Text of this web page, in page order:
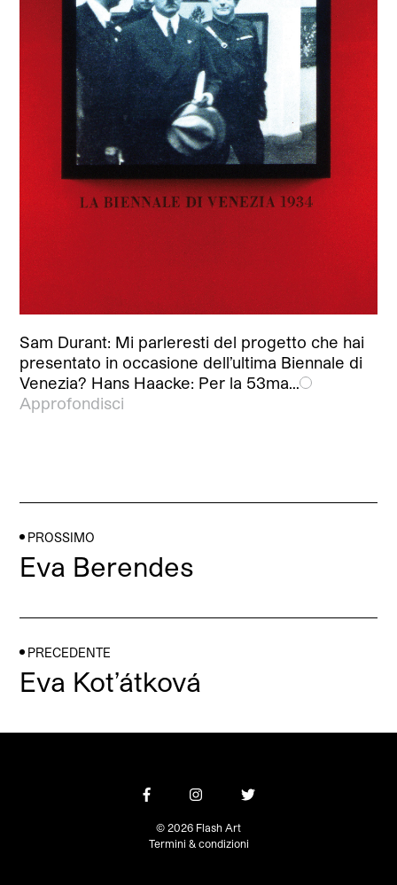
Sam Durant: Mi parleresti del progetto che hai
presentato in occasione dell’ultima Biennale di
Venezia? Hans Haacke: Per la 53ma…
Approfondisci
PROSSIMO
Eva Berendes
PRECEDENTE
Eva Kot’átková
© 2026 Flash Art
Termini & condizioni